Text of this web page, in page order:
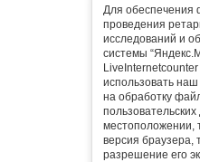
Для обеспечения
проведения
исследований и
системы
использовать
на обработку
местоположении,
версия браузера,
разрешение его